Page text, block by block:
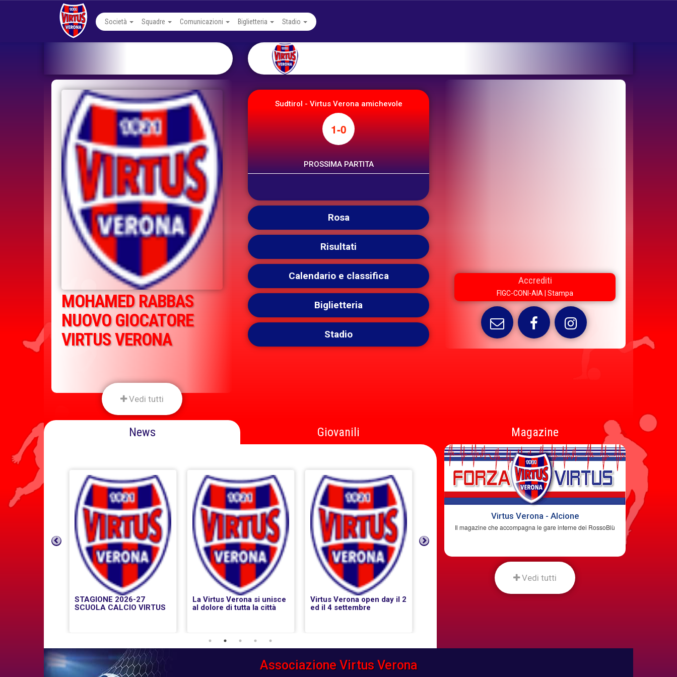
Società Squadre Comunicazioni Biglietteria Stadio
MOHAMED RABBAS
NUOVO GIOCATORE
VIRTUS VERONA
Vedi tutti
Sudtirol - Virtus Verona amichevole
1-0
PROSSIMA PARTITA
Rosa
Risultati
Calendario e classifica
Biglietteria
Stadio
Accrediti
FIGC-CONI-AIA Stampa
News Giovanili
Previous
STAGIONE 2026-27
SCUOLA CALCIO VIRTUS
La Virtus Verona si unisce
al dolore di tutta la città
Virtus Verona open day il 2
ed il 4 settembre
Magazine
Virtus Verona - Alcione
Il magazine che accompagna le gare interne dei RossoBlù
Vedi tutti
Associazione Virtus Verona